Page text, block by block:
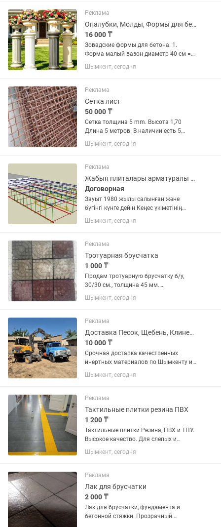
Реклама
Опалубки, Молды, Формы для бетона.
16 000 ₸
Зовадские формы для бетона. 1.
Форма малый вазон диаметр 40 см =
16 000 тн. 2. Форма большой вазон
диаметр 60 см. = 33 000 тн. 3 Колонна
новые,...
Шымкент, сегодня
Реклама
Сетка лист
50 000 ₸
Сетка толщина 5 mm. Высота 1,70
Длина 5 метров. В наличии есть 5
штук. Цена каждой сетки 50 000 тенге.
Российский металл.
Шымкент, сегодня
Реклама
Жабын плиталары арматуралы Плита перекрытия армированная ПК пропаренная
Договорная
Зауыт 1980 жылы салынған және
бүгінгі күнге дейін Кеңес үкіметінің
сызбалары мен стандарттары
бойынша жабын плиталарын
электротермиялық кернеу әдісімен
тартамыз, пеште бумен...
Шымкент, сегодня
Реклама
Тротуарная брусчатка
1 000 ₸
Продам тротуарную брусчатку б/у,
30/30 см., толщина 45 мм.
Соответствует ГОСТу, прочность В40.
60-70 кв.м.
Шымкент, сегодня
Реклама
Доставка Песок, Щебень, Клинец, Глина. ЗИЛ. Шымкент
10 000 ₸
Срочная доставка качественных
инертных материалов по Шымкенту и
пригороду! Работаем на совесть, без
посредников. Наш ассортимент: Песок:
кладки). Щебень: Всех фракций...
Шымкент, сегодня
Реклама
Тактильные плитки резина ПВХ
1 200 ₸
Тактильные плитки Резина, ПВХ и ТПУ.
Высокое качество. Для слепых и
слабовидящих.
Шымкент, сегодня
Реклама
Лак для брусчатки
2 000 ₸
Лак для брусчатки, фундамента и
бетонной стяжки. Прозрачный.